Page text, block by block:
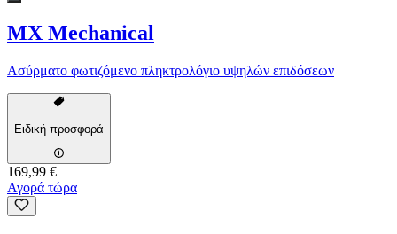
MX Mechanical
Ασύρματο φωτιζόμενο πληκτρολόγιο υψηλών επιδόσεων
Ειδική προσφορά
169,99 €
Αγορά τώρα